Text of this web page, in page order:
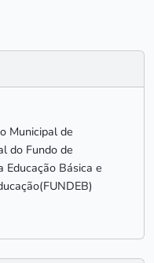
Municipal de
do Fundo de
Educação Básica e